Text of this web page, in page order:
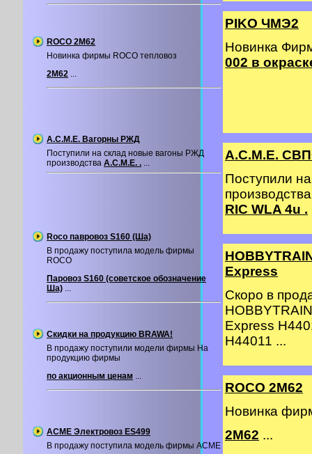
ROCO 2M62
Новинка фирмы ROCO тепловоз
2М62 ...
A.C.M.E. Вагорны РЖД
Поступили на склад новые вагоны РЖД
производства A.C.M.E. . ...
Roco павровоз S160 (Ша)
В продажу поступила модель фирмы
ROCO
Паровоз S160 (советское обозначение
Ша) ...
Скидки на продукцию BRAWA!
В продажу поступили модели фирмы На
продукцию фирмы
по акционным ценам ...
ACME Электровоз ES499
В продажу поступила модель фирмы ACME
PIKO ЧМЭ2
Новинка
002 в
A.C.M.E.
Поступили
RIC WLA 4u .
Express
Скоро в
Express
H44011 ...
ROCO 2M62
Новинка
2М62 ...